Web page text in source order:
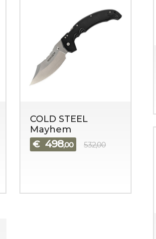
COLD STEEL
Mayhem
€ 498,00 532,00